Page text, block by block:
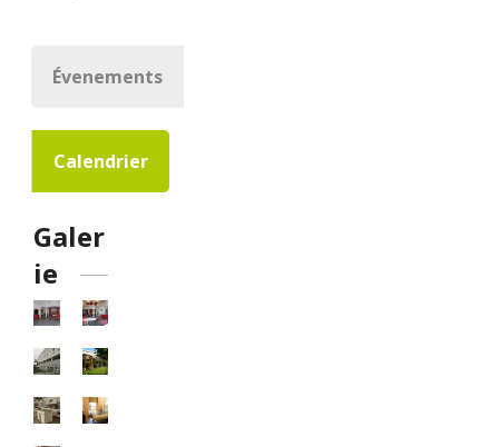
Évenements
Calendrier
Galer
ie